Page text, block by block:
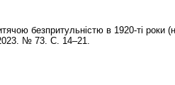
безпритульністю в 1920-ті роки
№ 73. С. 14–21.